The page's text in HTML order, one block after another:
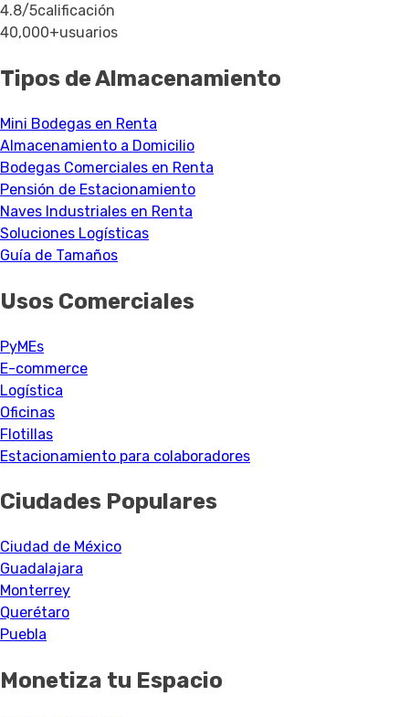
4.8/5calificación
40,000+usuarios
Tipos de Almacenamiento
Mini Bodegas en Renta
Almacenamiento a Domicilio
Bodegas Comerciales en Renta
Pensión de Estacionamiento
Naves Industriales en Renta
Soluciones Logísticas
Guía de Tamaños
Usos Comerciales
PyMEs
E-commerce
Logística
Oficinas
Flotillas
Estacionamiento para colaboradores
Ciudades Populares
Ciudad de México
Guadalajara
Monterrey
Querétaro
Puebla
Monetiza tu Espacio